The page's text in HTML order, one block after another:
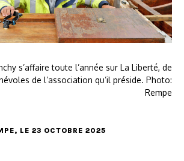
s’affaire toute l’année sur La Liberté, de
de l’association qu’il préside. Photo:
Rempe
, LE 23 OCTOBRE 2025